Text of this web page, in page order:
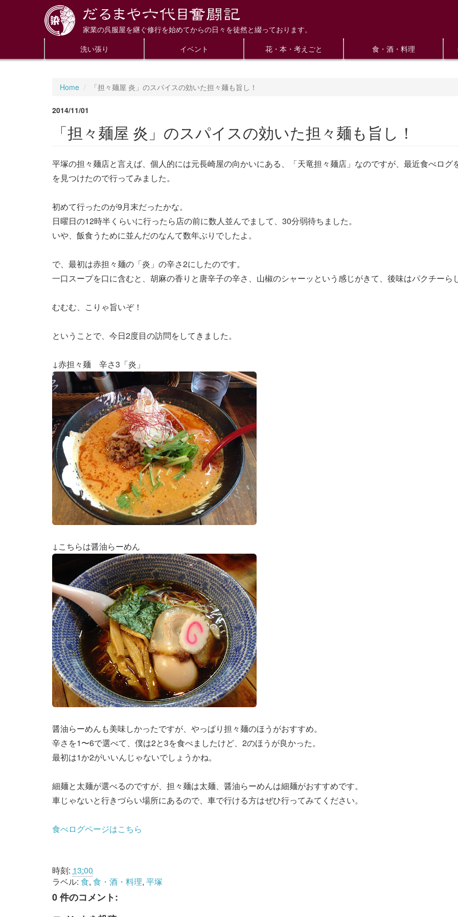
家業の呉服屋を継ぐ修行を始めてからの日々を徒然と綴っております。
洗い張り イベント 花・本・考えごと 食・酒・料理
Home 「担々麺屋 炎」のスパイスの効いた担々麺も旨し！
2014/11/01
「担々麺屋 炎」のスパイスの効いた担々麺も旨し！
平塚の担々麺店と言えば、個人的には元長崎屋の向かいにある、「天竜担々麺店」なのですが、最近食べロ
を見つけたので行ってみました。
初めて行ったのが9月末だったかな。
日曜日の12時半くらいに行ったら店の前に数人並んでまして、30分弱待ちました。
いや、飯食うために並んだのなんて数年ぶりでしたよ。
で、最初は赤担々麺の「炎」の辛さ2にしたのです。
一口スープを口に含むと、胡麻の香りと唐辛子の辛さ、山椒のシャーッという感じがきて、後味はパクチーら
むむむ、こりゃ旨いぞ！
ということで、今日2度目の訪問をしてきました。
↓赤担々麺 辛さ3「炎」
↓こちらは醤油らーめん
醤油らーめんも美味しかったですが、やっぱり担々麺のほうがおすすめ。
辛さを1〜6で選べて、僕は2と3を食べましたけど、2のほうが良かった。
最初は1か2がいいんじゃないでしょうかね。
細麺と太麺が選べるのですが、担々麺は太麺、醤油らーめんは細麺がおすすめです。
車じゃないと行きづらい場所にあるので、車で行ける方はぜひ行ってみてください。
食べログページはこちら
時刻: 13:00
ラベル: 食, 食・酒・料理, 平塚
0 件のコメント: